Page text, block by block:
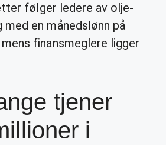
følger ledere av olje-
med en månedslønn på
finansmeglere ligger
tjener
i